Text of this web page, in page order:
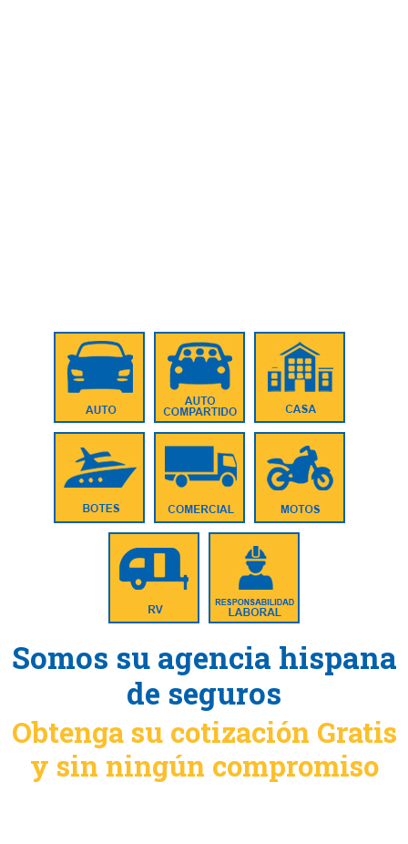
Somos su agencia hispana
de seguros
Obtenga su cotización Gratis
y sin ningún compromiso